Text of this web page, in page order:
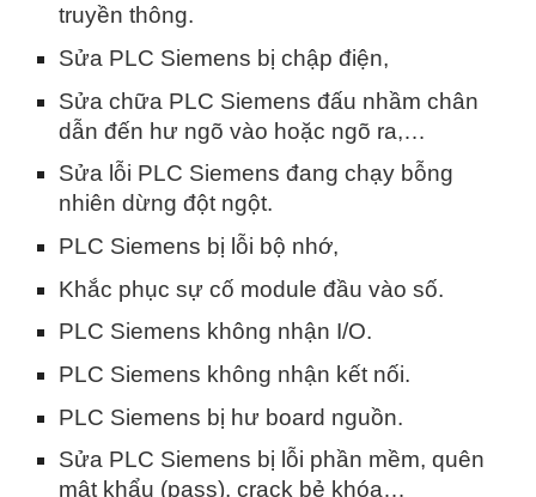
truyền thông.
Sửa PLC Siemens bị chập điện,
Sửa chữa PLC Siemens đấu nhầm chân
dẫn đến hư ngõ vào hoặc ngõ ra,…
Sửa lỗi PLC Siemens đang chạy bỗng
nhiên dừng đột ngột.
PLC Siemens bị lỗi bộ nhớ,
Khắc phục sự cố module đầu vào số.
PLC Siemens không nhận I/O.
PLC Siemens không nhận kết nối.
PLC Siemens bị hư board nguồn.
Sửa PLC Siemens bị lỗi phần mềm, quên
mật khẩu (pass), crack bẻ khóa…